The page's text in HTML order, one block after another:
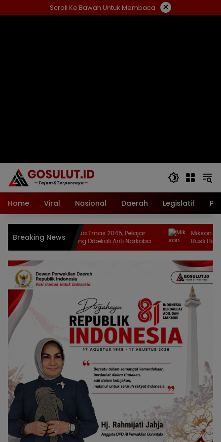
ke
Scroll Ke Bawah Untuk Membaca ×
Home Viral Nasional Daerah Legislatif
Breaking News
Menuju Indonesia Emas 2045, Pelajar
SMKN 1 Kaidipang Dibekali Anti Narkoba
Mikson
Rusli Habibie,
Fuel Terminal